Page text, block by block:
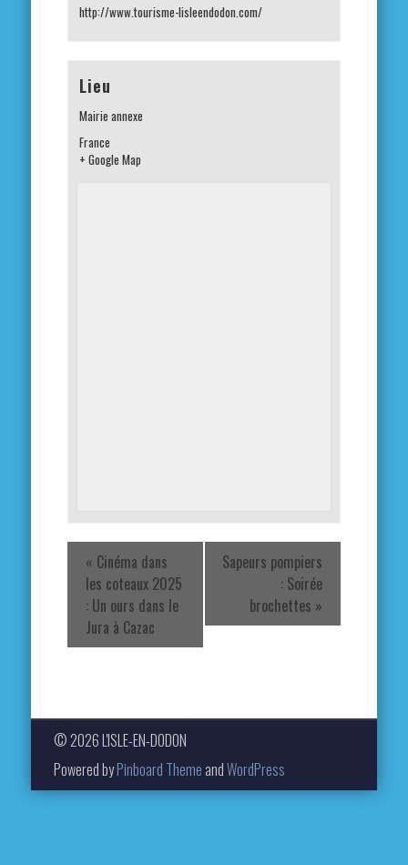
http://www.tourisme-lisleendodon.com/
Lieu
Mairie annexe
France
+ Google Map
« Cinéma dans
les coteaux 2025
: Un ours dans le
Jura à Cazac
Sapeurs pompiers
: Soirée
brochettes »
© 2026 L'ISLE-EN-DODON
Powered byPinboard Theme andWordPress